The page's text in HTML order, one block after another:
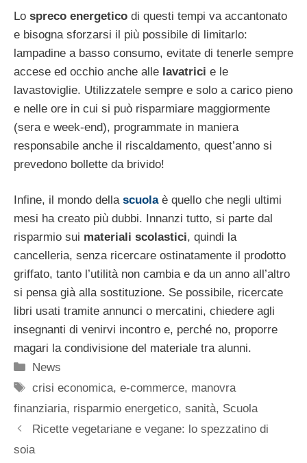
Lo spreco energetico di questi tempi va accantonato
e bisogna sforzarsi il più possibile di limitarlo:
lampadine a basso consumo, evitate di tenerle sempre
accese ed occhio anche alle lavatrici e le
lavastoviglie. Utilizzatele sempre e solo a carico pieno
e nelle ore in cui si può risparmiare maggiormente
(sera e week-end), programmate in maniera
responsabile anche il riscaldamento, quest’anno si
prevedono bollette da brivido!
Infine, il mondo della scuolaè quello che negli ultimi
mesi ha creato più dubbi. Innanzi tutto, si parte dal
risparmio sui materiali scolastici, quindi la
cancelleria, senza ricercare ostinatamente il prodotto
griffato, tanto l’utilità non cambia e da un anno all’altro
si pensa già alla sostituzione. Se possibile, ricercate
libri usati tramite annunci o mercatini, chiedere agli
insegnanti di venirvi incontro e, perché no, proporre
magari la condivisione del materiale tra alunni.
Categorie
News
Tag
crisi economica,e-commerce, manovra
finanziaria, risparmio energetico, sanità, Scuola
Ricette vegetariane e vegane: lo spezzatino di
soia